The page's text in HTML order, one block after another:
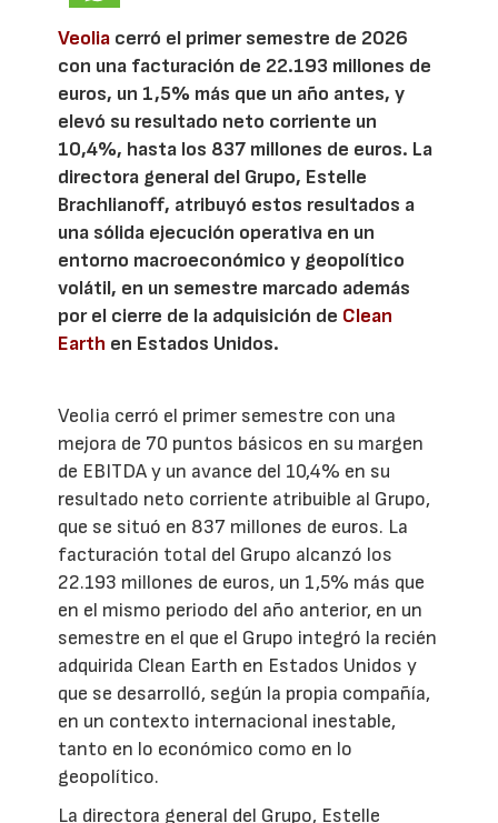
Veolia cerró el primer semestre de 2026
con una facturación de 22.193 millones de
euros, un 1,5% más que un año antes, y
elevó su resultado neto corriente un
10,4%, hasta los 837 millones de euros. La
directora general del Grupo, Estelle
Brachlianoff, atribuyó estos resultados a
una sólida ejecución operativa en un
entorno macroeconómico y geopolítico
volátil, en un semestre marcado además
por el cierre de la adquisición de Clean
Earth en Estados Unidos.
Veolia cerró el primer semestre con una
mejora de 70 puntos básicos en su margen
de EBITDA y un avance del 10,4% en su
resultado neto corriente atribuible al Grupo,
que se situó en 837 millones de euros. La
facturación total del Grupo alcanzó los
22.193 millones de euros, un 1,5% más que
en el mismo periodo del año anterior, en un
semestre en el que el Grupo integró la recién
adquirida Clean Earth en Estados Unidos y
que se desarrolló, según la propia compañía,
en un contexto internacional inestable,
tanto en lo económico como en lo
geopolítico.
La directora general del Grupo, Estelle